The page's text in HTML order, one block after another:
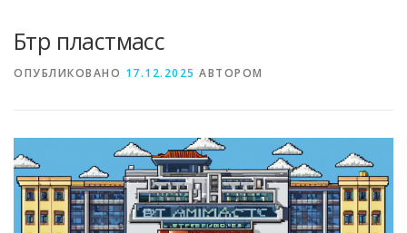
МЕТАЛЛЫ И ОКРУЖАЮЩАЯ СРЕДА
СВОЙСТВА МЕТАЛЛОВ СОРТА МЕТАЛЛОВ
Бтр пластмасс
ОПУБЛИКОВАНО 17.12.2025 АВТОРОМ